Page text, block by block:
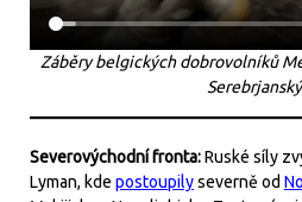
Záběry belgických dobrovolníků
Severovýchodní fronta:Ruské síly
Lyman, kde postoupilyseverně od